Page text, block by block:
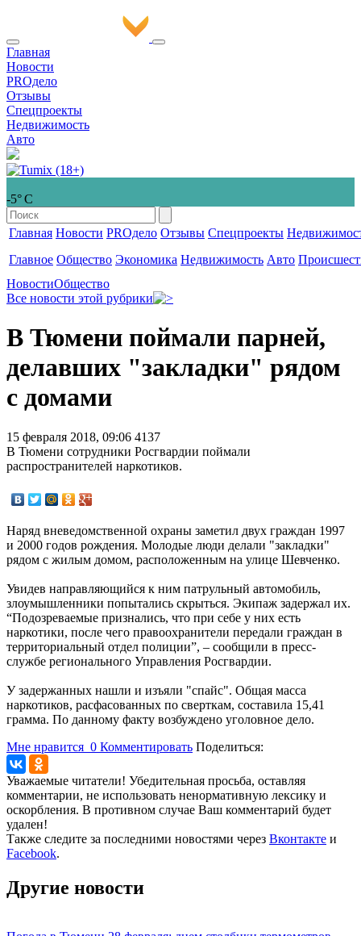
Главная
Новости
PROдело
Отзывы
Спецпроекты
Недвижимость
Авто
-5° С
Главная Новости PROдело Отзывы Спецпроекты
Главное Общество Экономика Недвижимость Авто
НовостиОбщество
Все новости этой рубрики
В Тюмени поймали парней,
делавших "закладки" рядом
с домами
15 февраля 2018, 09:06 4137
В Тюмени сотрудники Росгвардии поймали
распространителей наркотиков.
Наряд вневедомственной охраны заметил двух граждан 1997
и 2000 годов рождения. Молодые люди делали "закладки"
рядом с жилым домом, расположенным на улице Шевченко.
Увидев направляющийся к ним патрульный автомобиль,
злоумышленники попытались скрыться. Экипаж задержал их.
“Подозреваемые признались, что при себе у них есть
наркотики, после чего правоохранители передали граждан в
территориальный отдел полиции”, – сообщили в пресс-
службе регионального Управления Росгвардии.
У задержанных нашли и изъяли "спайс". Общая масса
наркотиков, расфасованных по сверткам, составила 15,41
грамма. По данному факту возбуждено уголовное дело.
Мне нравится 0 Комментировать Поделиться:
Уважаемые читатели! Убедительная просьба, оставляя
комментарии, не использовать ненормативную лексику и
оскорбления. В противном случае Ваш комментарий будет
удален!
Также следите за последними новостями через Вконтакте и
Facebook.
Другие новости